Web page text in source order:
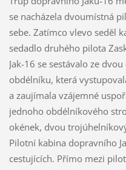
se nacházela dvoumístná
sebe. Zatímco vlevo seděl
sedadlo druhého pilota
Jak-16 se sestávalo ze
obdélníku, která
a zaujímala vzájemné
jednoho obdélníkového
okének, dvou
Pilotní kabina dopravního
cestujících. Přímo mezi